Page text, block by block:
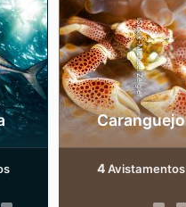
iStock-Michael Zeigler
Caranguejo
4Avistamentos
de geolocalização
com base nas
ativamente
não IAB: